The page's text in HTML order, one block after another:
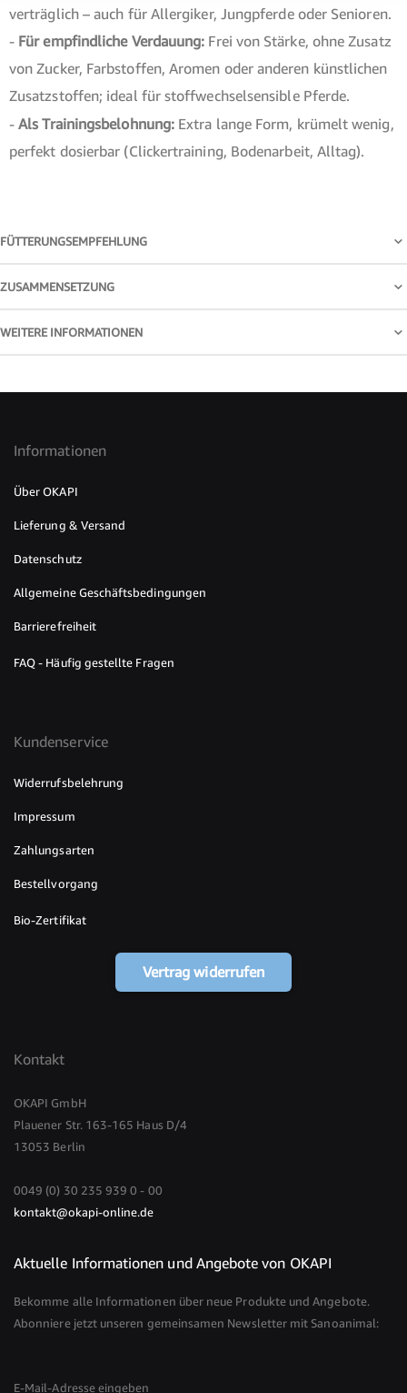
verträglich – auch für Allergiker, Jungpferde oder Senioren.
- Für empfindliche Verdauung: Frei von Stärke, ohne Zusatz
von Zucker, Farbstoffen, Aromen oder anderen künstlichen
Zusatzstoffen; ideal für stoffwechselsensible Pferde.
-Als Trainingsbelohnung: Extra lange Form, krümelt wenig,
perfekt dosierbar (Clickertraining, Bodenarbeit, Alltag).
FÜTTERUNGSEMPFEHLUNG
ZUSAMMENSETZUNG
WEITERE INFORMATIONEN
Informationen
Über OKAPI
Lieferung & Versand
Datenschutz
Allgemeine Geschäftsbedingungen
Barrierefreiheit
FAQ - Häufig gestellte Fragen
Kundenservice
Widerrufsbelehrung
Impressum
Zahlungsarten
Bestellvorgang
Bio-Zertifikat
Vertrag widerrufen
Kontakt
OKAPI GmbH
Plauener Str. 163-165 Haus D/4
13053 Berlin
0049 (0) 30 235 939 0 - 00
kontakt@okapi-online.de
Aktuelle Informationen und Angebote von OKAPI
Bekomme alle Informationen über neue Produkte und Angebote.
Abonniere jetzt unseren gemeinsamen Newsletter mit Sanoanimal:
E-Mail-Adresse eingeben